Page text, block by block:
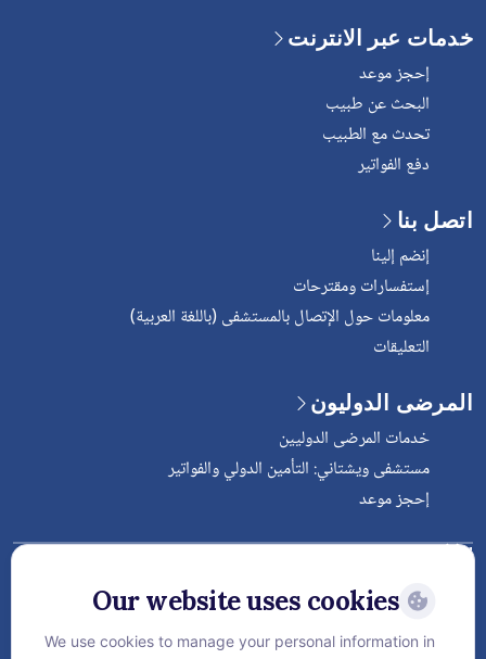
خدمات عبر الانترنت
إحجز موعد
البحث عن طبيب
تحدث مع الطبيب
دفع الفواتير
اتصل بنا
إنضم إلينا
إستفسارات ومقترحات
معلومات حول الإتصال بالمستشفى (باللغة العربية)
التعليقات
المرضى الدوليون
خدمات المرضى الدوليين
مستشفى ويشتاني: التأمين الدولي والفواتير
إحجز موعد
Follow Vejthani International
Hospital
Our website uses cookies
We use cookies to manage your personal information in